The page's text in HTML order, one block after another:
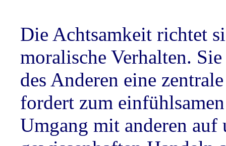
Die Achtsamkeit richtet
moralische Verhalten.
des Anderen eine
fordert zum
Umgang mit anderen auf